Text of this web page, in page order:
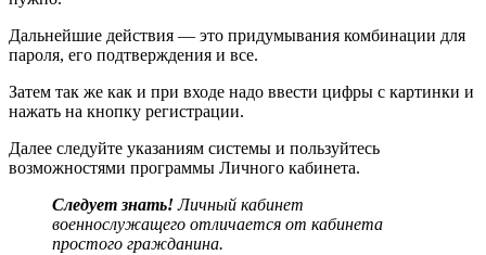
Дальнейшие действия — это придумывания комбинации для
пароля, его подтверждения и все.
Затем так же как и при входе надо ввести цифры с картинки и
нажать на кнопку регистрации.
Далее следуйте указаниям системы и пользуйтесь
возможностями программы Личного кабинета.
Следует знать!Личный кабинет
военнослужащего отличается от кабинета
простого гражданина.